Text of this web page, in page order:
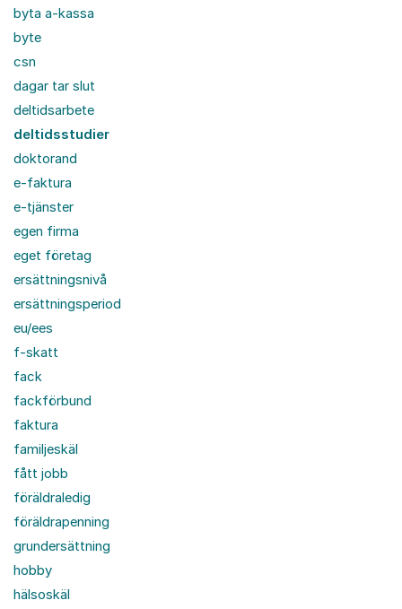
byta a-kassa
byte
csn
dagar tar slut
deltidsarbete
deltidsstudier
doktorand
e-faktura
e-tjänster
egen firma
eget företag
ersättningsnivå
ersättningsperiod
eu/ees
f-skatt
fack
fackförbund
faktura
familjeskäl
fått jobb
föräldraledig
föräldrapenning
grundersättning
hobby
hälsoskäl